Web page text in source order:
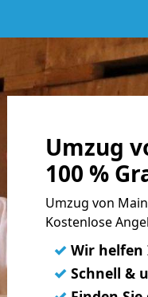
Umzug
100 %
Umzug von
Kostenlose
✓ Wir helfen
✓ Schnell &